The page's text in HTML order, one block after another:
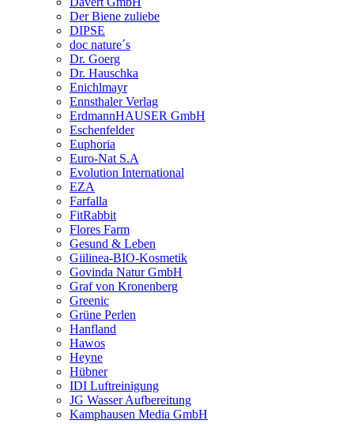
Der Biene zuliebe
DIPSE
doc nature´s
Dr. Goerg
Dr. Hauschka
Enichlmayr
Ennsthaler Verlag
ErdmannHAUSER GmbH
Eschenfelder
Euphoria
Euro-Nat S.A
Evolution International
EZA
Farfalla
FitRabbit
Flores Farm
Gesund & Leben
Giilinea-BIO-Kosmetik
Govinda Natur GmbH
Graf von Kronenberg
Greenic
Grüne Perlen
Hanfland
Hawos
Heyne
Hübner
IDI Luftreinigung
JG Wasser Aufbereitung
Kamphausen Media GmbH